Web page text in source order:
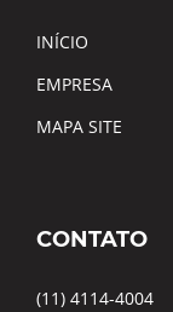
INÍCIO
EMPRESA
MAPA SITE
CONTATO
(11) 4114-4004